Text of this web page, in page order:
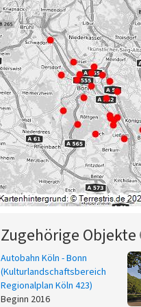
Zugehörige Objekte
Autobahn Köln - Bonn
(Kulturlandschaftsbereich
Regionalplan Köln 423)
Beginn 2016